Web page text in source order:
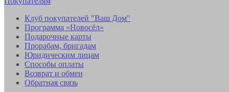
Клуб покупателей "Ваш Дом"
Программа «Новосёл»
Подарочные карты
Прорабам, бригадам
Юридическим лицам
Способы оплаты
Возврат и обмен
Обратная связь